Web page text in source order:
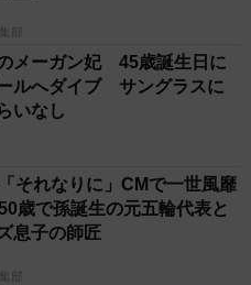
4/9
べじべじなっぱさん提供）
最後は「アッラ〜！すて
部
メーガン妃 45歳誕生日に
ルへダイブ サングラスに
いなし
それなりに」CMで一世風靡
歳で孫誕生の元五輪代表と
息子の師匠
部